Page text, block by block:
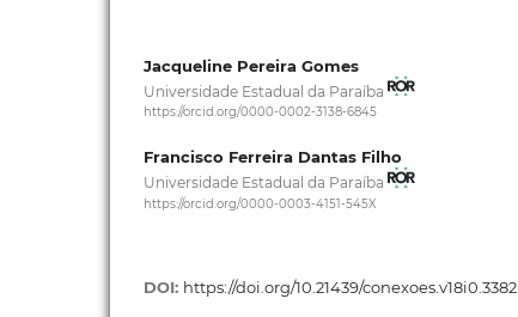
Jacqueline Pereira Gomes
Universidade Estadual da Paraíba
https://orcid.org/0000-0002-3138-6845
Francisco Ferreira Dantas Filho
Universidade Estadual da Paraíba
https://orcid.org/0000-0003-4151-545X
DOI: https://doi.org/10.21439/conexoes.v18i0.3382